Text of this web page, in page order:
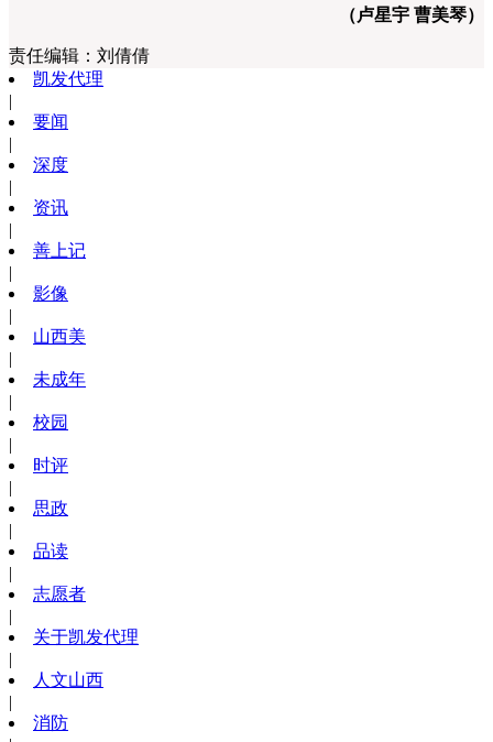
（卢星宇 曹美琴）
责任编辑： 刘倩倩
凯发代理
|
要闻
|
深度
|
资讯
|
善上记
|
影像
|
山西美
|
未成年
|
校园
|
时评
|
思政
|
品读
|
志愿者
|
关于凯发代理
|
人文山西
|
消防